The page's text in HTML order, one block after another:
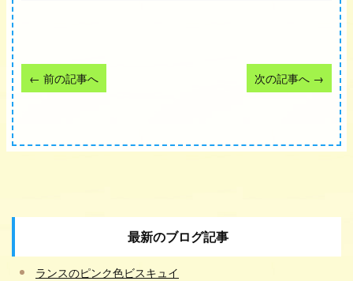
← 前の記事へ 次の記事へ →
最新のブログ記事
ランスのピンク色ビスキュイ